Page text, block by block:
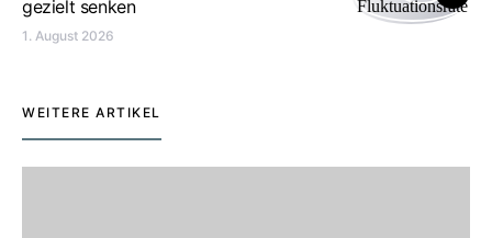
gezielt senken
1. August 2026
WEITERE ARTIKEL